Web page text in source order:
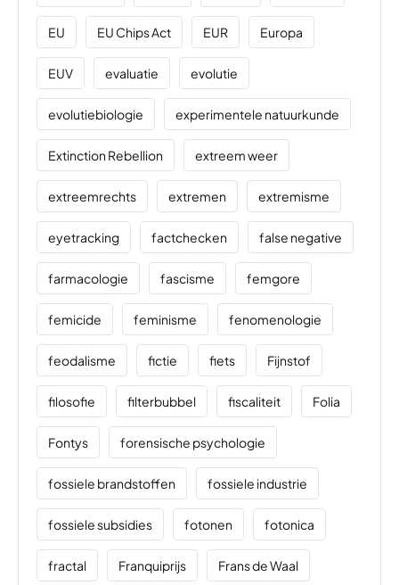
EU EU Chips Act EUR Europa
EUV evaluatie evolutie
evolutiebiologie experimentele natuurkunde
Extinction Rebellion extreem weer
extreemrechts extremen extremisme
eyetracking factchecken false negative
farmacologie fascisme femgore
femicide feminisme fenomenologie
feodalisme fictie fiets Fijnstof
filosofie filterbubbel fiscaliteit Folia
Fontys forensische psychologie
fossiele brandstoffen fossiele industrie
fossiele subsidies fotonen fotonica
fractal Franquiprijs Frans de Waal